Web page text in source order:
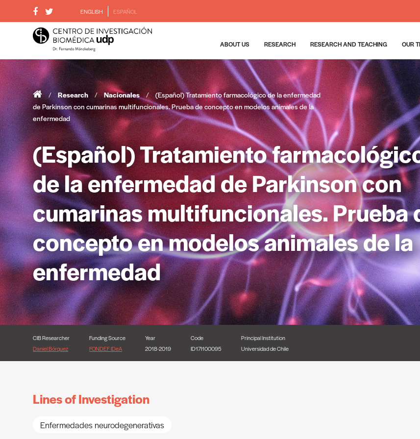
ENGLISH ESPAÑOL
ABOUT US RESEARCH RESEARCH AND TEACHING OUR
/ Research / Nacionales /
(Español) Tratamiento farmacológico de la enfermedad
de Parkinson con cumarinas multifuncionales. Prueba de concepto en modelos animales de la
enfermedad
(Español) Tratamiento
de la enfermedad de Parkinson con
cumarinas multifuncionales. Prueba
concepto en modelos animales de la
enfermedad
CIB Researcher
Daniel Bórquez
Funding Source
FONDEF IDeA
Year
2018-2019
Code
ID17I100095
Principal Institution
Universidad de Chile
Lines of Investigation
Enfermedades neurodegenerativas